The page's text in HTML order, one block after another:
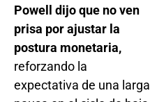
Powell dijo que no ven
prisa por ajustar la
postura monetaria,
reforzando la
expectativa de una larga